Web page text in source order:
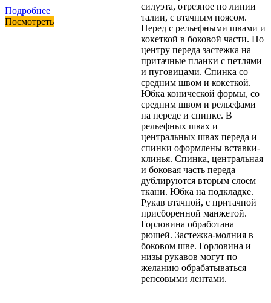
Подробнее
Посмотреть
силуэта, отрезное по линии
талии, с втачным поясом.
Перед с рельефными швами и
кокеткой в боковой части. По
центру переда застежка на
притачные планки с петлями
и пуговицами. Спинка со
средним швом и кокеткой.
Юбка конической формы, со
средним швом и рельефами
на переде и спинке. В
рельефных швах и
центральных швах переда и
спинки оформлены вставки-
клинья. Спинка, центральная
и боковая часть переда
дублируются вторым слоем
ткани. Юбка на подкладке.
Рукав втачной, с притачной
присборенной манжетой.
Горловина обработана
рюшей. Застежка-молния в
боковом шве. Горловина и
низы рукавов могут по
желанию обрабатываться
репсовыми лентами.